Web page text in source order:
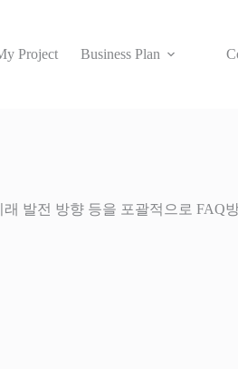
Project Business Plan
발전 방향 등을 포괄적으로 FAQ